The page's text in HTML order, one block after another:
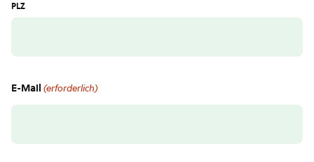
PLZ
E-Mail (erforderlich)